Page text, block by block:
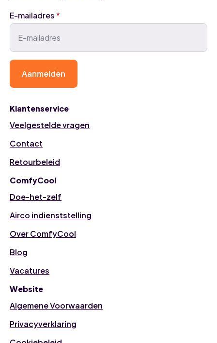
Klantenservice
Veelgestelde vragen
Contact
Retourbeleid
ComfyCool
Doe-het-zelf
Airco indienststelling
Over ComfyCool
Blog
Vacatures
Website
Algemene Voorwaarden
Privacyverklaring
E-mailadres*
Aanmelden